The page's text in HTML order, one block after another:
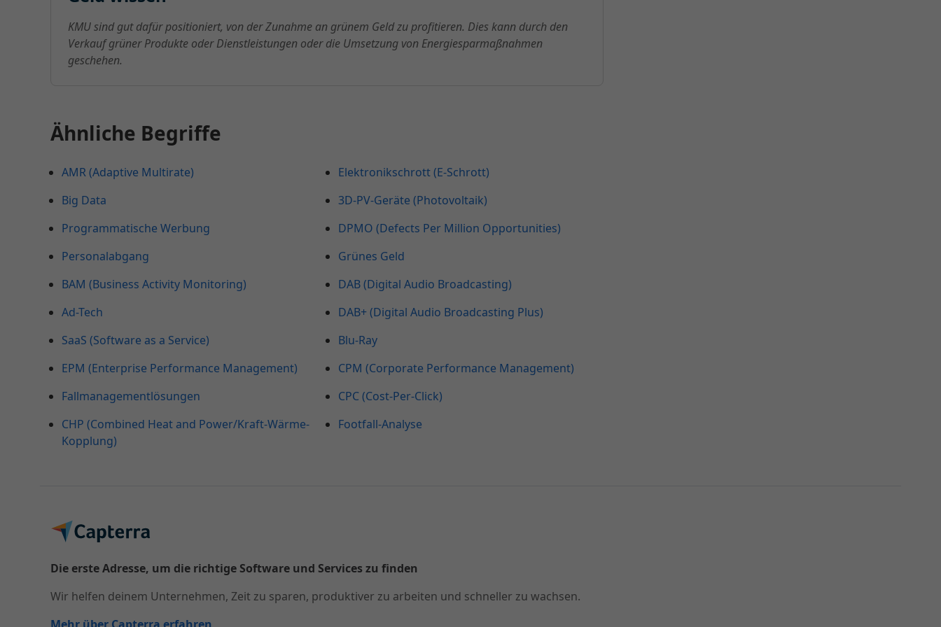
KMU sind gut dafür positioniert, von der Zunahme an grünem Geld zu profitieren. Dies kann durch den
Verkauf grüner Produkte oder Dienstleistungen oder die Umsetzung von Energiesparmaßnahmen
geschehen.
Ähnliche Begriffe
AMR (Adaptive Multirate)
Big Data
Programmatische Werbung
Personalabgang
BAM (Business Activity Monitoring)
Ad-Tech
SaaS (Software as a Service)
EPM (Enterprise Performance Management)
Fallmanagementlösungen
CHP (Combined Heat and Power/Kraft-Wärme-
Kopplung)
Elektronikschrott (E-Schrott)
3D-PV-Geräte (Photovoltaik)
DPMO (Defects Per Million Opportunities)
Grünes Geld
DAB (Digital Audio Broadcasting)
DAB+ (Digital Audio Broadcasting Plus)
Blu-Ray
CPM (Corporate Performance Management)
CPC (Cost-Per-Click)
Footfall-Analyse
Die erste Adresse, um die richtige Software und Services zu finden
Wir helfen deinem Unternehmen, Zeit zu sparen, produktiver zu arbeiten und schneller zu wachsen.